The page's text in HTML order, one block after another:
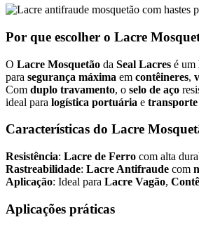
Por que escolher o Lacre
O Lacre Mosquetão da Seal Lacres é um
para segurança máxima em contêineres,
Com duplo travamento, o selo de aço
ideal para logística portuária e
Características do Lacre
Resistência: Lacre de Ferro com alta
Rastreabilidade: Lacre Antifraude com
Aplicação: Ideal para Lacre Vagão,
Aplicações práticas